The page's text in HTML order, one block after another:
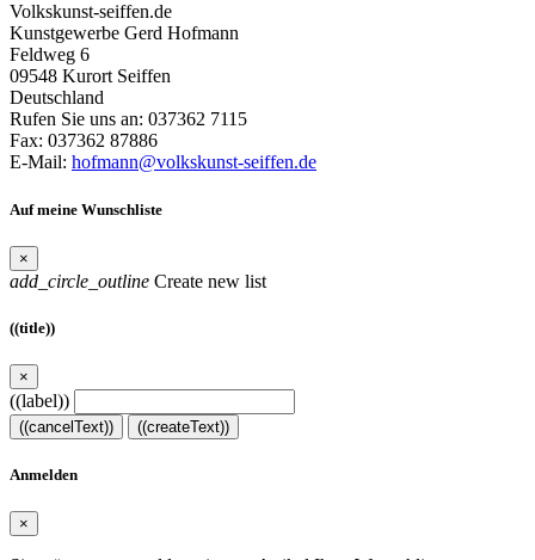
Volkskunst-seiffen.de
Kunstgewerbe Gerd Hofmann
Feldweg 6
09548 Kurort Seiffen
Deutschland
Rufen Sie uns an: 037362 7115
Fax: 037362 87886
E-Mail: hofmann@volkskunst-seiffen.de
Auf meine Wunschliste
×
add_circle_outline Create new list
((title))
×
((label))
((cancelText)) ((createText))
Anmelden
×